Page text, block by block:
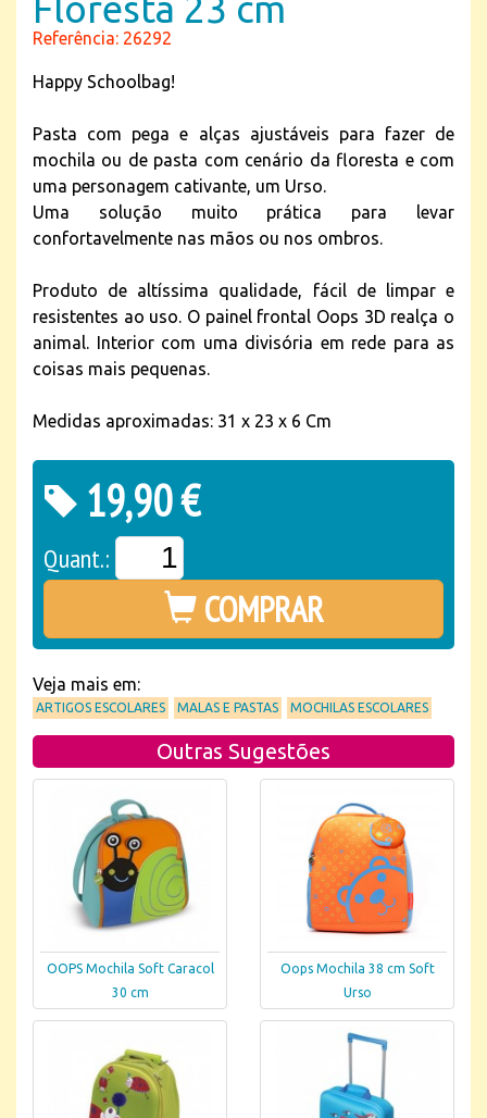
Floresta 23 cm
Referência: 26292
Happy Schoolbag!
Pasta com pega e alças ajustáveis para fazer de
mochila ou de pasta com cenário da floresta e com
uma personagem cativante, um Urso.
Uma solução muito prática para levar
confortavelmente nas mãos ou nos ombros.
Produto de altíssima qualidade, fácil de limpar e
resistentes ao uso. O painel frontal Oops 3D realça o
animal. Interior com uma divisória em rede para as
coisas mais pequenas.
Medidas aproximadas: 31 x 23 x 6 Cm
19,90 €
Quant.:
COMPRAR
Veja mais em:
ARTIGOS ESCOLARES MALAS E PASTAS MOCHILAS ESCOLARES
Outras Sugestões
OOPS Mochila Soft Caracol
30 cm
Oops Mochila 38 cm Soft
Urso